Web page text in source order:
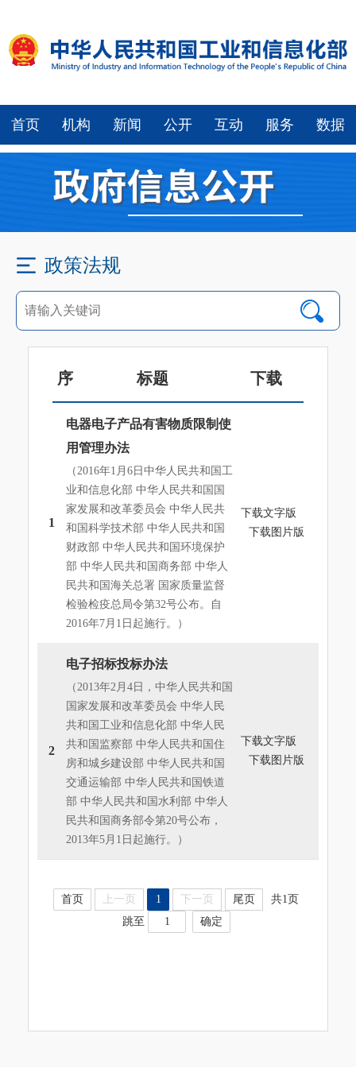
首页 机构 新闻 公开 互动 服务 数据
政策法规
序
号
标题 下载
1
电器电子产品有害物质限制使
用管理办法
（2016年1月6日中华人民共和国工
业和信息化部 中华人民共和国国
家发展和改革委员会 中华人民共
和国科学技术部 中华人民共和国
财政部 中华人民共和国环境保护
部 中华人民共和国商务部 中华人
民共和国海关总署 国家质量监督
检验检疫总局令第32号公布。自
2016年7月1日起施行。）
下载文字版
下载图片版
2
电子招标投标办法
（2013年2月4日，中华人民共和国
国家发展和改革委员会 中华人民
共和国工业和信息化部 中华人民
共和国监察部 中华人民共和国住
房和城乡建设部 中华人民共和国
交通运输部 中华人民共和国铁道
部 中华人民共和国水利部 中华人
民共和国商务部令第20号公布，
2013年5月1日起施行。）
下载文字版
下载图片版
首页 上一页 1 下一页 尾页
共1页
跳至
确定